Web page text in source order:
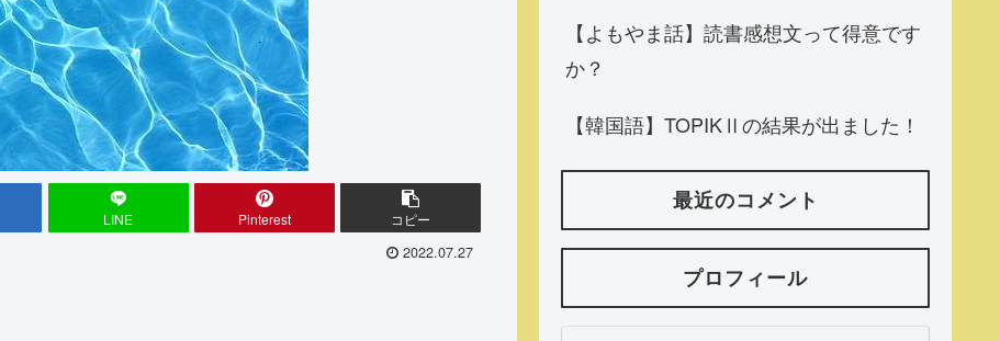
LINE Pinterest コピー
2022.07.27
【よもやま話】読書感想文って得意です
か？
【韓国語】TOPIKⅡの結果が出ました！
最近のコメント
プロフィール